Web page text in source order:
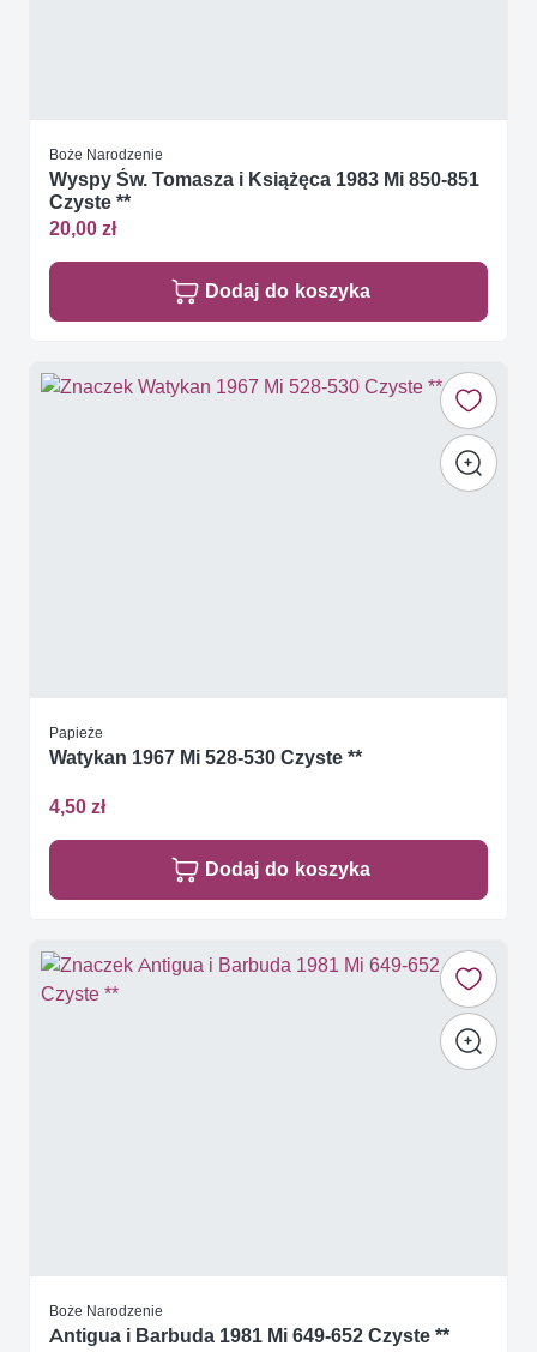
Boże Narodzenie
Wyspy Św. Tomasza i Książęca 1983 Mi 850-851
Czyste **
20,00 zł
Dodaj do koszyka
Papieże
Watykan 1967 Mi 528-530 Czyste **
4,50 zł
Dodaj do koszyka
Boże Narodzenie
Antigua i Barbuda 1981 Mi 649-652 Czyste **